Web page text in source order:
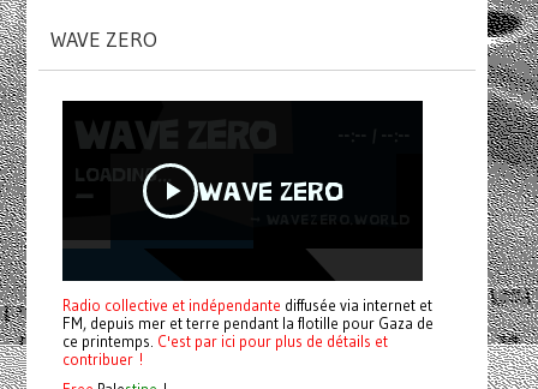
WAVE ZERO
Radio collective et indépendante diffusée via internet et
FM, depuis mer et terre pendant la flotille pour Gaza de
ce printemps. C'est par ici pour plus de détails et
contribuer !